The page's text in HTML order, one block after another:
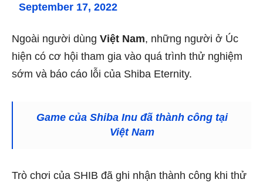
September 17, 2022
Ngoài người dùng Việt Nam, những người ở Úc
hiện có cơ hội tham gia vào quá trình thử nghiệm
sớm và báo cáo lỗi của Shiba Eternity.
Game của Shiba Inu đã thành công tại
Việt Nam
Trò chơi của SHIB đã ghi nhận thành công khi thử